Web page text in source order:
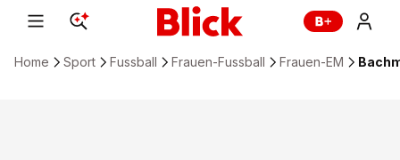
Home Sport Fussball Frauen-Fussball Frauen-EM